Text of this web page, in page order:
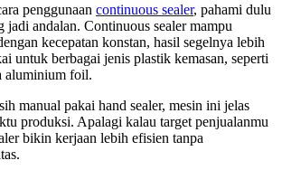
penggunaan continuous sealer, pahami dulu
jadi andalan. Continuous sealer mampu
kecepatan konstan, hasil segelnya lebih
untuk berbagai jenis plastik kemasan, seperti
aluminium foil.
manual pakai hand sealer, mesin ini jelas
produksi. Apalagi kalau target penjualanmu
bikin kerjaan lebih efisien tanpa